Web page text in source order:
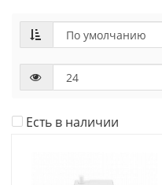
Есть в наличии